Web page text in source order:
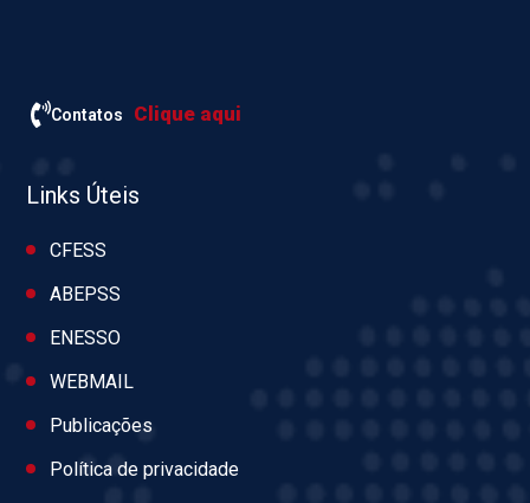
Contatos Clique aqui
Links Úteis
CFESS
ABEPSS
ENESSO
WEBMAIL
Publicações
Política de privacidade